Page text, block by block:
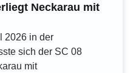
Neckarau mit
2026 in der
sich der SC 08
mit